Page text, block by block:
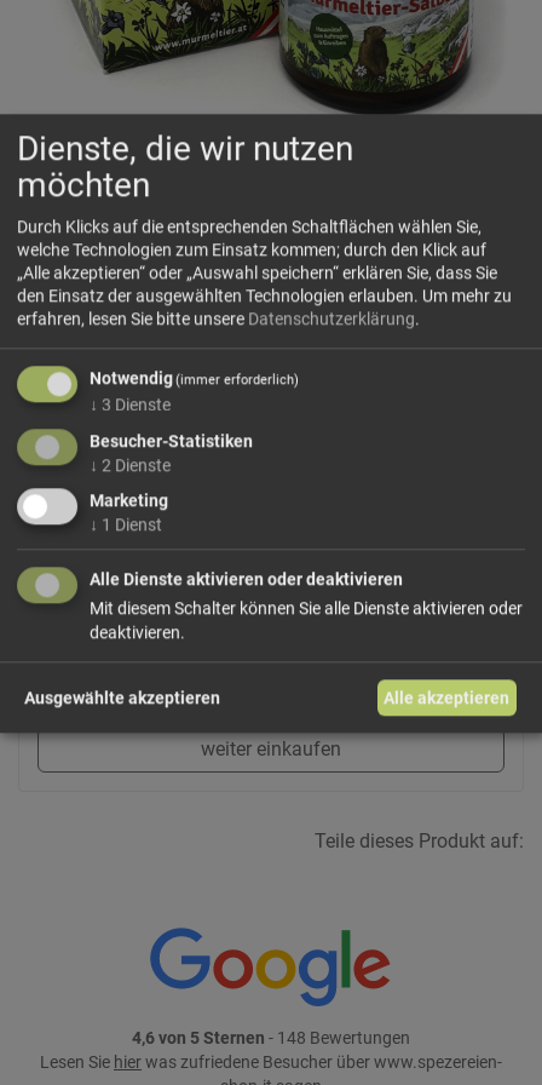
Murmeltiersalbe
Bringt eine wohltuende Erleichterung bei
Überbeanspruchung von Muskeln und Gelenken.
Das Murmeltier spielt in unseren Breiten schon seit langer
Zeit eine bedeutende Rolle. Das Fett der Murmeltiere wird
sowohl als Heimmittel als auch als volkstümliches
Kosmetikmittel geschätzt.
Jahrhunderte alten Überlieferungen zufolge ist das
Murmeltier-Öl ein bewährtes Einreibungsmittel,...
mehr Infos +
168,00 €/l
Größe: 100 ml
In den Warenkorb
weiter einkaufen
Teile dieses Produkt auf:
4,6 von 5 Sternen - 148 Bewertungen
Lesen Sie hierwas zufriedene Besucher über www.spezereien-
Dienste, die wir nutzen
möchten
Durch Klicks auf die entsprechenden Schaltflächen wählen Sie,
welche Technologien zum Einsatz kommen; durch den Klick auf
„Alle akzeptieren“ oder „Auswahl speichern“ erklären Sie, dass Sie
den Einsatz der ausgewählten Technologien erlauben. Um mehr zu
erfahren, lesen Sie bitte unsere Datenschutzerklärung.
Notwendig(immer erforderlich)
↓ 3 Dienste
Besucher-Statistiken
↓ 2 Dienste
Marketing
↓ 1 Dienst
Alle Dienste aktivieren oder deaktivieren
Mit diesem Schalter können Sie alle Dienste aktivieren oder
deaktivieren.
Ausgewählte akzeptieren Alle akzeptieren